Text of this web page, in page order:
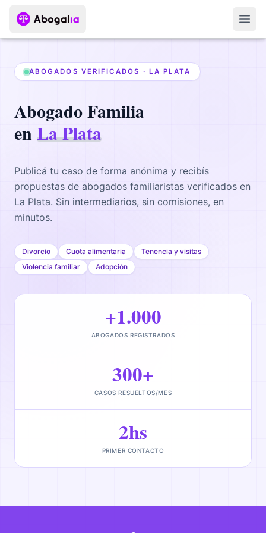
ABOGADOS VERIFICADOS · LA PLATA
AbogadoFamilia
enLa Plata
Publicá tu caso de forma anónima y recibís
propuestas de abogados familiaristas verificados en
La Plata. Sin intermediarios, sin comisiones, en
minutos.
Divorcio Cuota alimentaria
Tenencia y visitas
Violencia familiar
Adopción
+1.000
ABOGADOS REGISTRADOS
300+
CASOS RESUELTOS/MES
2hs
PRIMER CONTACTO